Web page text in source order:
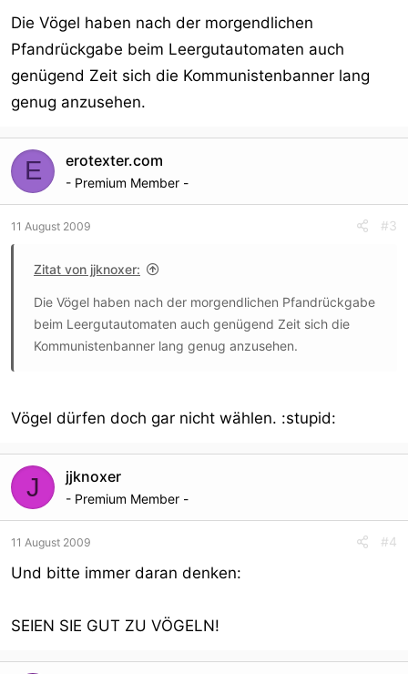
Die Vögel haben nach der morgendlichen
Pfandrückgabe beim Leergutautomaten auch
genügend Zeit sich die Kommunistenbanner lang
genug anzusehen.
E erotexter.com
- Premium Member -
11 August 2009 #3
Zitat von jjknoxer:
Die Vögel haben nach der morgendlichen Pfandrückgabe
beim Leergutautomaten auch genügend Zeit sich die
Kommunistenbanner lang genug anzusehen.
Vögel dürfen doch gar nicht wählen. :stupid:
J jjknoxer
- Premium Member -
11 August 2009 #4
Und bitte immer daran denken:
SEIEN SIE GUT ZU VÖGELN!